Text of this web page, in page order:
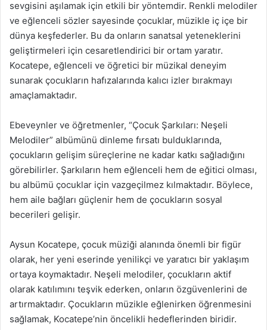
sevgisini aşılamak için etkili bir yöntemdir. Renkli melodiler
ve eğlenceli sözler sayesinde çocuklar, müzikle iç içe bir
dünya keşfederler. Bu da onların sanatsal yeteneklerini
geliştirmeleri için cesaretlendirici bir ortam yaratır.
Kocatepe, eğlenceli ve öğretici bir müzikal deneyim
sunarak çocukların hafızalarında kalıcı izler bırakmayı
amaçlamaktadır.
Ebeveynler ve öğretmenler, “Çocuk Şarkıları: Neşeli
Melodiler” albümünü dinleme fırsatı bulduklarında,
çocukların gelişim süreçlerine ne kadar katkı sağladığını
görebilirler. Şarkıların hem eğlenceli hem de eğitici olması,
bu albümü çocuklar için vazgeçilmez kılmaktadır. Böylece,
hem aile bağları güçlenir hem de çocukların sosyal
becerileri gelişir.
Aysun Kocatepe, çocuk müziği alanında önemli bir figür
olarak, her yeni eserinde yenilikçi ve yaratıcı bir yaklaşım
ortaya koymaktadır. Neşeli melodiler, çocukların aktif
olarak katılımını teşvik ederken, onların özgüvenlerini de
artırmaktadır. Çocukların müzikle eğlenirken öğrenmesini
sağlamak, Kocatepe’nin öncelikli hedeflerinden biridir.